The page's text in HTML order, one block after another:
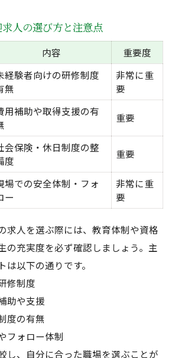
人の選び方と注意点
内容
重要度
経験者向けの研修制度
無
非常に重
要
用補助や取得支援の有
重要
会保険・休日制度の整
度
重要
場での安全体制・フォ
ー
非常に重
要
求人を選ぶ際には、教育体制や資格
の充実度を必ず確認しましょう。主
以下の通りです。
修制度
助や支援
度の有無
フォロー体制
し、自分に合った職場を選ぶことが